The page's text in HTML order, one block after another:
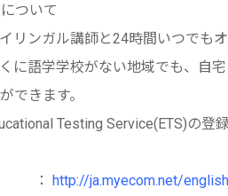
ついて
リンガル講師と24時間いつでも
に語学学校がない地域でも、自
できます。
Testing Service(ETS)の登録
： http://ja.myecom.net/